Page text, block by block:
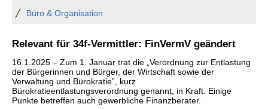
Büro & Organisation
Relevant für 34f-Vermittler: FinVermV geändert
16.1.2025 – Zum 1. Januar trat die „Verordnung zur Entlastung
der Bürgerinnen und Bürger, der Wirtschaft sowie der
Verwaltung und Bürokratie”, kurz
Bürokratieentlastungsverordnung genannt, in Kraft. Einige
Punkte betreffen auch gewerbliche Finanzberater.